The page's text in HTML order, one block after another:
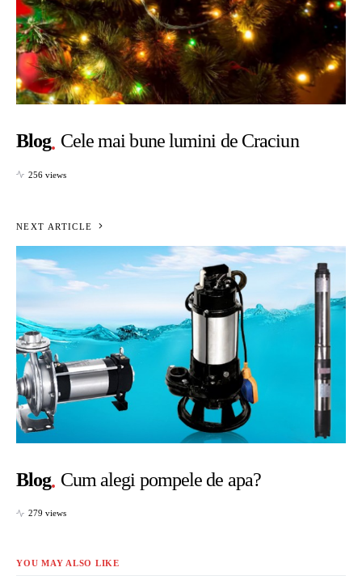
Blog Cele mai bune lumini de Craciun
256 views
NEXT ARTICLE
Blog Cum alegi pompele de apa?
279 views
YOU MAY ALSO LIKE